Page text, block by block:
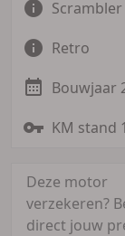
Scrambler
Retro
Bouwjaar
KM stand
Deze motor
verzekeren?
direct jouw